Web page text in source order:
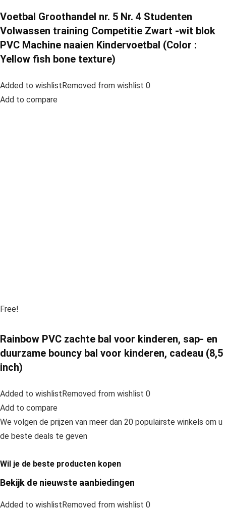
Voetbal Groothandel nr. 5 Nr. 4 Studenten
Volwassen training Competitie Zwart -wit blok
PVC Machine naaien Kindervoetbal (Color :
Yellow fish bone texture)
Added to wishlistRemoved from wishlist 0
Add to compare
Free!
Rainbow PVC zachte bal voor kinderen, sap- en
duurzame bouncy bal voor kinderen, cadeau (8,5
inch)
Added to wishlistRemoved from wishlist 0
Add to compare
We volgen de prijzen van meer dan 20 populairste winkels om u
de beste deals te geven
Wil je de beste producten kopen
Bekijk de nieuwste aanbiedingen
Added to wishlistRemoved from wishlist 0